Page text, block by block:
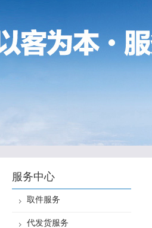
服务中心
取件服务
代发货服务